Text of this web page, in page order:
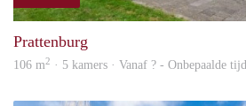
Prattenburg
106 m2 · 5 kamers · Vanaf ? - Onbepaalde tijd